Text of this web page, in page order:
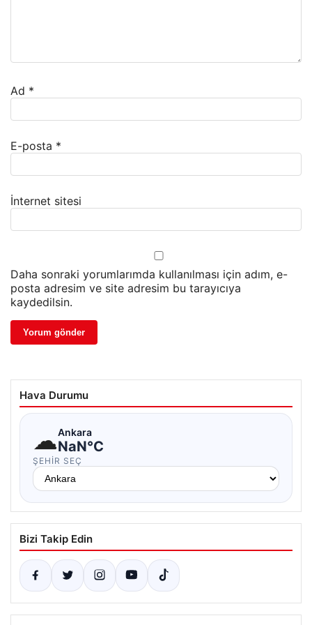
Ad *
E-posta *
İnternet sitesi
Daha sonraki yorumlarımda kullanılması için adım, e-
posta adresim ve site adresim bu tarayıcıya
kaydedilsin.
Hava Durumu
☁Ankara
NaN°C
ŞEHIR SEÇ
Bizi Takip Edin